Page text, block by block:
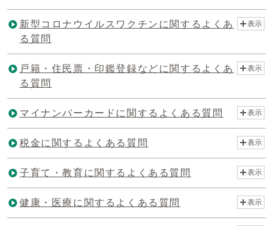
新型コロナウイルスワクチンに関するよくあ
る質問
表示
戸籍・住民票・印鑑登録などに関するよくあ
る質問
表示
マイナンバーカードに関するよくある質問 表示
税金に関するよくある質問 表示
子育て・教育に関するよくある質問 表示
健康・医療に関するよくある質問 表示